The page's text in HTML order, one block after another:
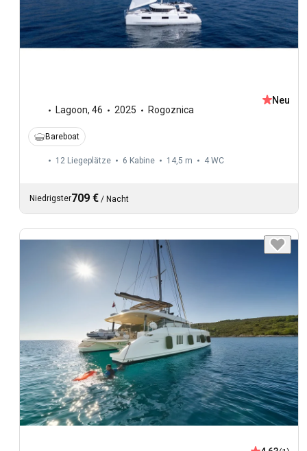
Lagoon, 46 2025 Rogoznica
Neu
Bareboat
12 Liegeplätze 6 Kabine 14,5 m 4 WC
Niedrigster709 € / Nacht